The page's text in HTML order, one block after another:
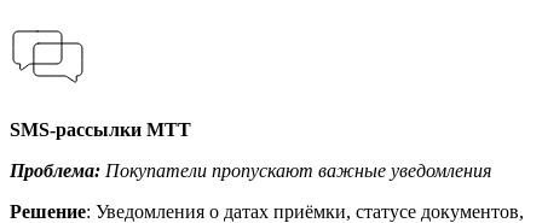
SMS-рассылки МТТ
Проблема: Покупатели пропускают важные уведомления
Решение: Уведомления о датах приёмки, статусе документов,